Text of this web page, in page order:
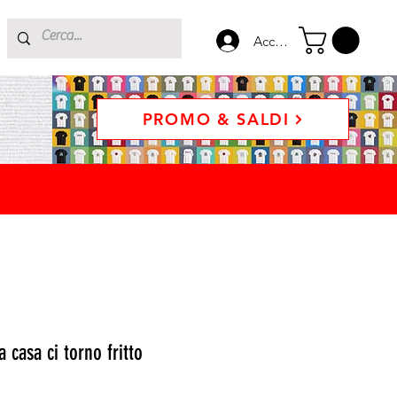
Accedi
PROMO & SALDI
casa ci torno fritto